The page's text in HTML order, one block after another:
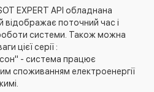
EXPERT API обладнана
відображає поточний час і
системи. Також можна
цієї серії :
- система працює
споживанням електроенергії